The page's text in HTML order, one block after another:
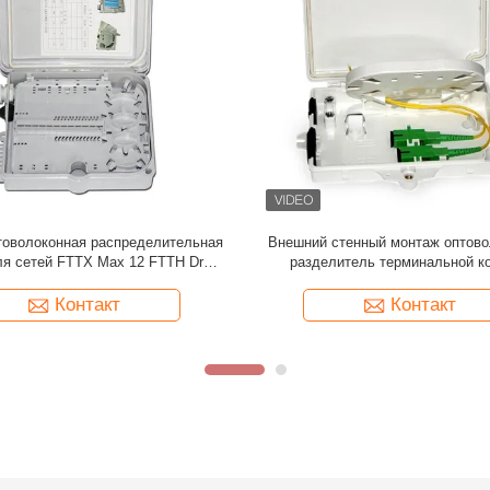
оптические
коробки 24 SC
Контакт
24 ядра Оптический
блок Белый Для сетей
Контакт